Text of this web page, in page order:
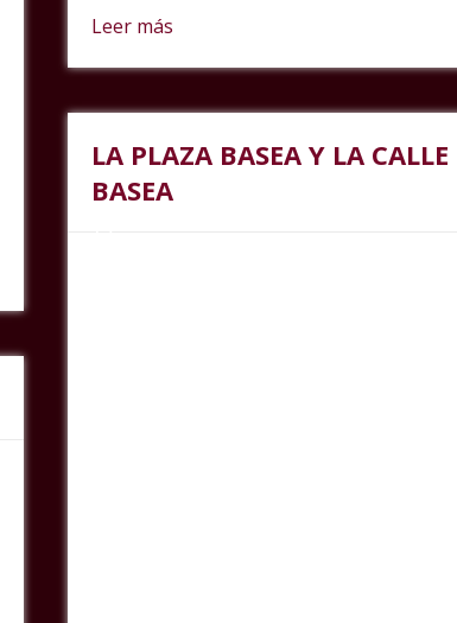
Leer más
LA PLAZA BASEA Y LA CALLE
BASEA